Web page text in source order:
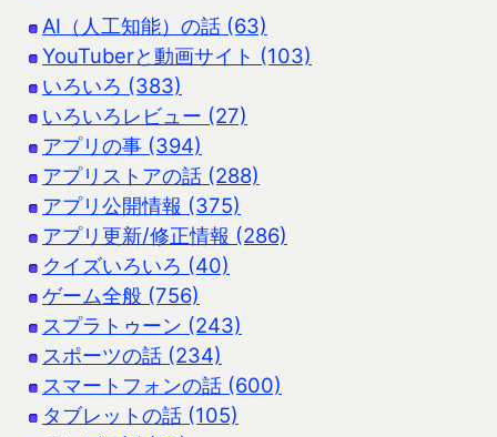
AI（人工知能）の話 (63)
YouTuberと動画サイト (103)
いろいろ (383)
いろいろレビュー (27)
アプリの事 (394)
アプリストアの話 (288)
アプリ公開情報 (375)
アプリ更新/修正情報 (286)
クイズいろいろ (40)
ゲーム全般 (756)
スプラトゥーン (243)
スポーツの話 (234)
スマートフォンの話 (600)
タブレットの話 (105)